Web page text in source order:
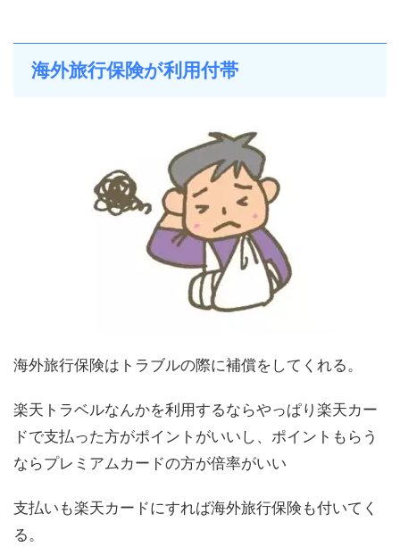
海外旅行保険が利用付帯
海外旅行保険はトラブルの際に補償をしてくれる。
楽天トラベルなんかを利用するならやっぱり楽天カー
ドで支払った方がポイントがいいし、ポイントもらう
ならプレミアムカードの方が倍率がいい
支払いも楽天カードにすれば海外旅行保険も付いてく
る。